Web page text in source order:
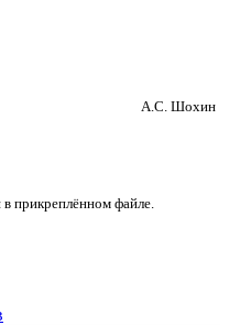
А.С. Шохин
прикреплённом файле.